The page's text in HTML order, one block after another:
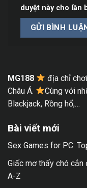
duyệt này cho lần
MG188
địa chỉ
Châu Á.
Cùng với
Blackjack, Rồng hổ,…
Bài viết mới
Sex Games for PC:
Giấc mơ thấy chó
A-Z